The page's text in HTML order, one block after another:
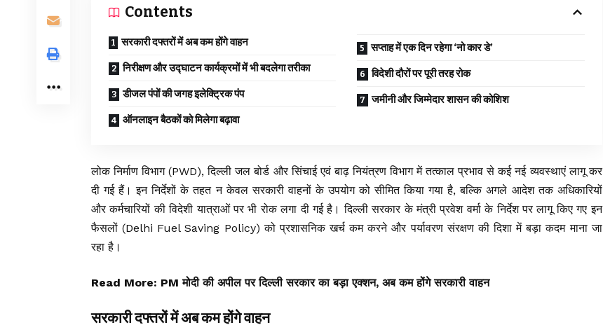
Contents
सरकारी दफ्तरों में अब कम होंगे वाहन
निरीक्षण और उद्घाटन कार्यक्रमों में भी बदलेगा तरीका
डीजल पंपों की जगह इलेक्ट्रिक पंप
ऑनलाइन बैठकों को मिलेगा बढ़ावा
सप्ताह में एक दिन रहेगा ‘नो कार डे’
विदेशी दौरों पर पूरी तरह रोक
जमीनी और जिम्मेदार शासन की कोशिश
लोक निर्माण विभाग (PWD), दिल्ली जल बोर्ड और सिंचाई एवं बाढ़ नियंत्रण विभाग में तत्काल प्रभाव से कई नई व्यवस्थाएं लागू कर
दी गई हैं। इन निर्देशों के तहत न केवल सरकारी वाहनों के उपयोग को सीमित किया गया है, बल्कि अगले आदेश तक अधिकारियों
और कर्मचारियों की विदेशी यात्राओं पर भी रोक लगा दी गई है। दिल्ली सरकार के मंत्री प्रवेश वर्मा के निर्देश पर लागू किए गए इन
फैसलों (Delhi Fuel Saving Policy) को प्रशासनिक खर्च कम करने और पर्यावरण संरक्षण की दिशा में बड़ा कदम माना जा
रहा है।
Read More: PM मोदी की अपील पर दिल्ली सरकार का बड़ा एक्शन, अब कम होंगे सरकारी वाहन
सरकारी दफ्तरों में अब कम होंगे वाहन